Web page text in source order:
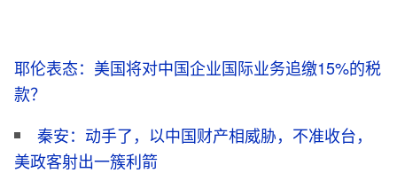
耶伦表态：美国将对中国企业国际业务追缴15%的税
款？
秦安：动手了，以中国财产相威胁，不准收台，
美政客射出一簇利箭